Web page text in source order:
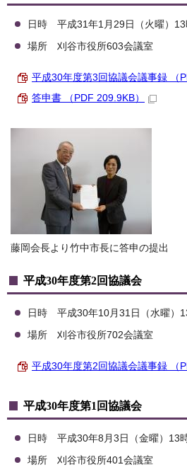
日時 平成31年1月29日（火曜）13
場所 刈谷市役所603会議室
平成30年度第3回協議会議事録 （
答申書 （PDF 209.9KB）
藤岡会長より竹中市長に答申の提出
平成30年度第2回協議会
日時 平成30年10月31日（水曜）
場所 刈谷市役所702会議室
平成30年度第2回協議会議事録 （
平成30年度第1回協議会
日時 平成30年8月3日（金曜）13
場所 刈谷市役所401会議室